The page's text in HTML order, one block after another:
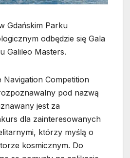
Gdańskim Parku
odbędzie się Gala
Galileo Masters.
Navigation Competition
pod nazwą
jest za
dla zainteresowanych
którzy myślą o
kosmicznym. Do